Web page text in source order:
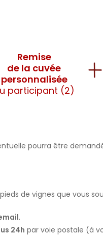
Remise
de la cuvée
personnalisée
participant (2)
pourra être
de vignes que vous
.
24h par voie postale (à